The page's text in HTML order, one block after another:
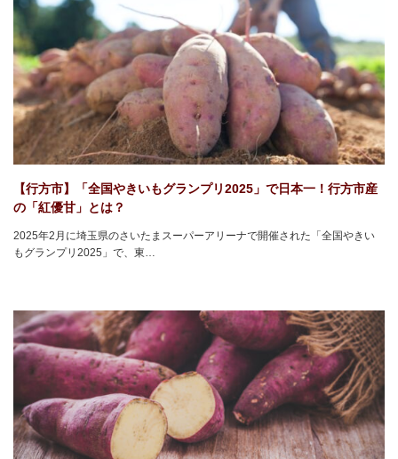
【行方市】「全国やきいもグランプリ2025」で日本一！行方市産
の「紅優甘」とは？
2025年2月に埼玉県のさいたまスーパーアリーナで開催された「全国やきい
もグランプリ2025」で、東…